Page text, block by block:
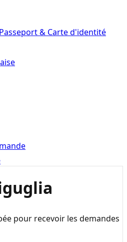
Passeport & Carte d'identité
pour recevoir les demandes